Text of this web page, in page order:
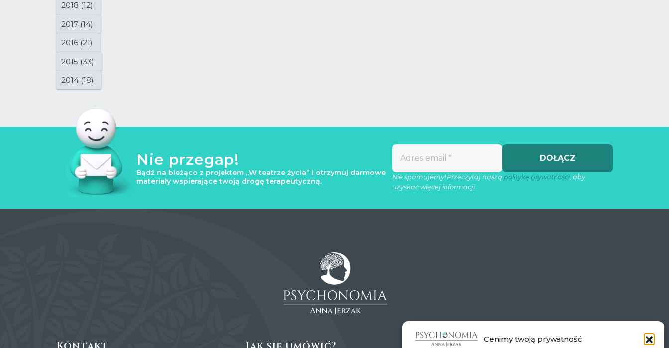
Cenimy twoją prywatność
2018 (12)
2017 (14)
2016 (21)
2015 (33)
2014 (18)
Nie przegap!
Bądź na bieżąco z projektem „W teatrze życia” i otrzymuj darmowe
materiały wspierające twoją drogę terapeutyczną.
Nie spamujemy! Przeczytaj naszą politykę prywatności, aby
uzyskać więcej informacji.